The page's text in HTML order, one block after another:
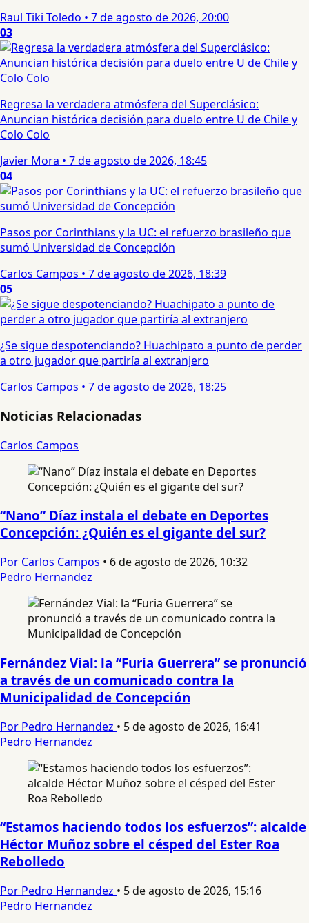
Raul Tiki Toledo • 7 de agosto de 2026, 20:00
03
Regresa la verdadera atmósfera del Superclásico:
Anuncian histórica decisión para duelo entre U de Chile y
Colo Colo
Javier Mora • 7 de agosto de 2026, 18:45
04
Pasos por Corinthians y la UC: el refuerzo brasileño que
sumó Universidad de Concepción
Carlos Campos • 7 de agosto de 2026, 18:39
05
¿Se sigue despotenciando? Huachipato a punto de perder
a otro jugador que partiría al extranjero
Carlos Campos • 7 de agosto de 2026, 18:25
Noticias Relacionadas
Carlos Campos
“Nano” Díaz instala el debate en Deportes
Concepción: ¿Quién es el gigante del sur?
Por Carlos Campos • 6 de agosto de 2026, 10:32
Pedro Hernandez
Fernández Vial: la “Furia Guerrera” se pronunció
a través de un comunicado contra la
Municipalidad de Concepción
Por Pedro Hernandez • 5 de agosto de 2026, 16:41
Pedro Hernandez
“Estamos haciendo todos los esfuerzos”: alcalde
Héctor Muñoz sobre el césped del Ester Roa
Rebolledo
Por Pedro Hernandez • 5 de agosto de 2026, 15:16
Pedro Hernandez